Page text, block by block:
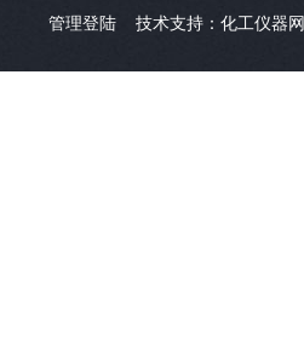
管理登陆 技术支持： 化工仪器网